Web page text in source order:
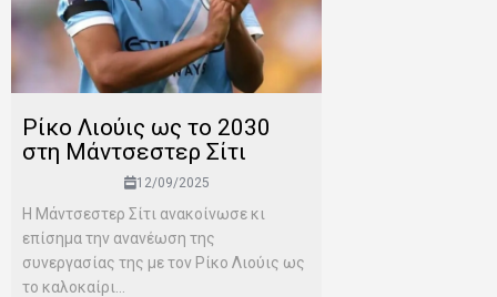
Ρίκο Λιούις ως το 2030
στη Μάντσεστερ Σίτι
12/09/2025
Η Μάντσεστερ Σίτι ανακοίνωσε κι
επίσημα την ανανέωση της
συνεργασίας της με τον Ρίκο Λιούις ως
το καλοκαίρι...